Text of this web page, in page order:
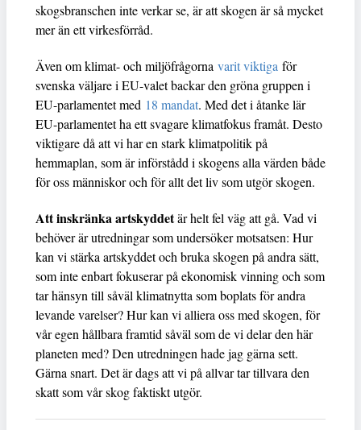
skogsbranschen inte verkar se, är att skogen är så mycket
mer än ett virkesförråd.
Även om klimat- och miljöfrågorna varit viktiga för
svenska väljare i EU-valet backar den gröna gruppen i
EU-parlamentet med 18 mandat. Med det i åtanke lär
EU-parlamentet ha ett svagare klimatfokus framåt. Desto
viktigare då att vi har en stark klimatpolitik på
hemmaplan, som är införstådd i skogens alla värden både
för oss människor och för allt det liv som utgör skogen.
Att inskränka artskyddetär helt fel väg att gå. Vad vi
behöver är utredningar som undersöker motsatsen: Hur
kan vi stärka artskyddet och bruka skogen på andra sätt,
som inte enbart fokuserar på ekonomisk vinning och som
tar hänsyn till såväl klimatnytta som boplats för andra
levande varelser? Hur kan vi alliera oss med skogen, för
vår egen hållbara framtid såväl som de vi delar den här
planeten med? Den utredningen hade jag gärna sett.
Gärna snart. Det är dags att vi på allvar tar tillvara den
skatt som vår skog faktiskt utgör.